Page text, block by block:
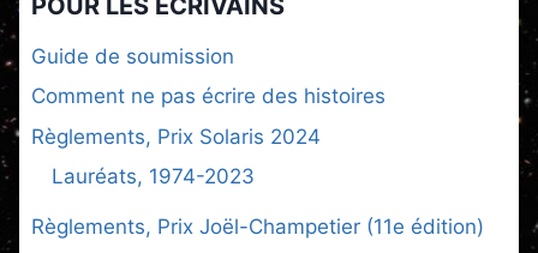
POUR LES ÉCRIVAINS
Guide de soumission
Comment ne pas écrire des histoires
Règlements, Prix Solaris 2024
Lauréats, 1974-2023
Règlements, Prix Joël-Champetier (11e édition)